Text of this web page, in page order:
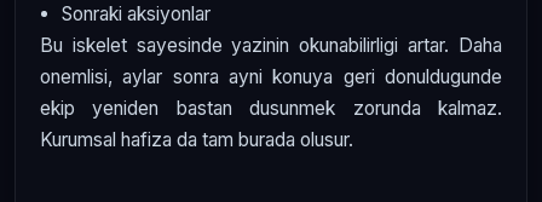
Sonraki aksiyonlar
Bu iskelet sayesinde yazinin okunabilirligi artar. Daha
onemlisi, aylar sonra ayni konuya geri donuldugunde
ekip yeniden bastan dusunmek zorunda kalmaz.
Kurumsal hafiza da tam burada olusur.